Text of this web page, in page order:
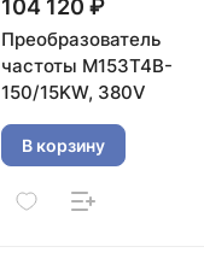
104 120 ₽
Преобразователь
частоты M153T4B-
150/15KW, 380V
В корзину